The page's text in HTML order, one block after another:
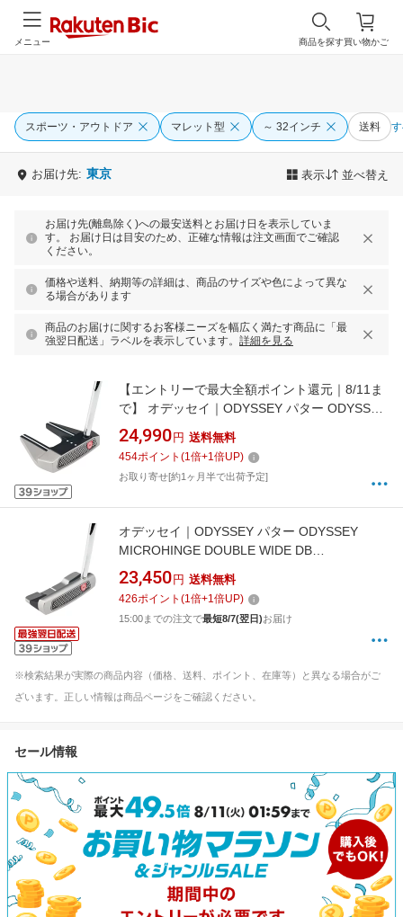
買い物かご
商品を探す
メニュー
スポーツ・アウトドア マレット型 ～ 32インチ 送料
お届け先: 東京 表示 並べ替え
お届け先(離島除く)への最安送料とお届け日を表示していま
す。 お届け日は目安のため、正確な情報は注文画面でご確認
ください。
価格や送料、納期等の詳細は、商品のサイズや色によって異な
る場合があります
商品のお届けに関するお客様ニーズを幅広く満たす商品に「最
強翌日配送」ラベルを表示しています。 詳細を見る
【エントリーで最大全額ポイント還元｜8/11ま
で】 オデッセイ｜ODYSSEY パター ODYSSEY
MICROHINGE #7 DB 73044Q3201 [32インチ /
メンズ /右利き用]
24,990 円 送料無料
454ポイント (1倍+1倍UP)
お取り寄せ[約1ヶ月半で出荷予定]
オデッセイ｜ODYSSEY パター ODYSSEY
MICROHINGE DOUBLE WIDE DB
73044N3201 [32インチ /メンズ /右利き用]
23,450 円 送料無料
426ポイント (1倍+1倍UP)
15:00までの注文で最短8/7(翌日)お届け
※検索結果が実際の商品内容（価格、送料、ポイント、在庫等）と異なる場合がご
ざいます。正しい情報は商品ページをご確認ください。
セール情報